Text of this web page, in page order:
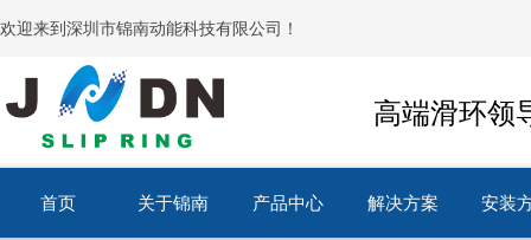
首页 关于锦南 产品中心 解决方案 安装
高端滑环领
欢迎来到深圳市锦南动能科技有限公司！